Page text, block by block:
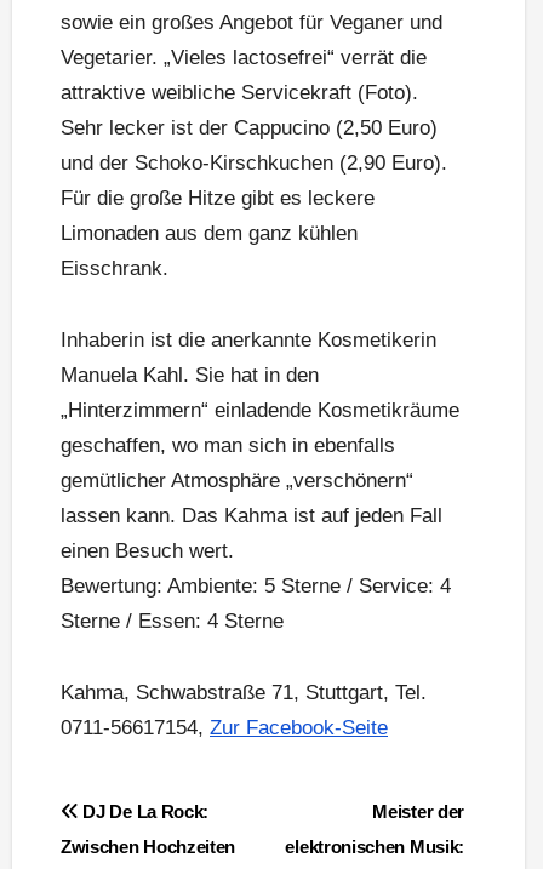
sowie ein großes Angebot für Veganer und
Vegetarier. „Vieles lactosefrei“ verrät die
attraktive weibliche Servicekraft (Foto).
Sehr lecker ist der Cappucino (2,50 Euro)
und der Schoko-Kirschkuchen (2,90 Euro).
Für die große Hitze gibt es leckere
Limonaden aus dem ganz kühlen
Eisschrank.
Inhaberin ist die anerkannte Kosmetikerin
Manuela Kahl. Sie hat in den
„Hinterzimmern“ einladende Kosmetikräume
geschaffen, wo man sich in ebenfalls
gemütlicher Atmosphäre „verschönern“
lassen kann. Das Kahma ist auf jeden Fall
einen Besuch wert.
Bewertung: Ambiente: 5 Sterne / Service: 4
Sterne / Essen: 4 Sterne
Kahma, Schwabstraße 71, Stuttgart, Tel.
0711-56617154, Zur Facebook-Seite
Beitragsnavigation
Meister der
elektronischen Musik:
DJ De La Rock:
Zwischen Hochzeiten